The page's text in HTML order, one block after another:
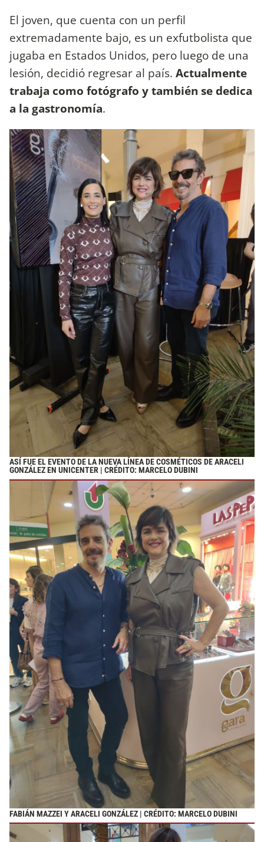
El joven, que cuenta con un perfil
extremadamente bajo, es un exfutbolista que
jugaba en Estados Unidos, pero luego de una
lesión, decidió regresar al país. Actualmente
trabaja como fotógrafo y también se dedica
a la gastronomía.
ASÍ FUE EL EVENTO DE LA NUEVA LÍNEA DE COSMÉTICOS DE ARACELI
GONZÁLEZ EN UNICENTER | CRÉDITO: MARCELO DUBINI
FABIÁN MAZZEI Y ARACELI GONZÁLEZ | CRÉDITO: MARCELO DUBINI